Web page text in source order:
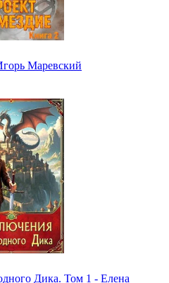
Маревский
Дика. Том 1 - Елена